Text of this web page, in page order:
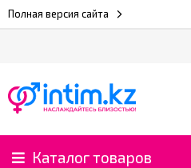
Полная версия сайта
Каталог товаров